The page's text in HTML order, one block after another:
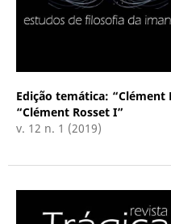
Edição temática: “Clément
“Clément Rosset I”
v. 12 n. 1 (2019)